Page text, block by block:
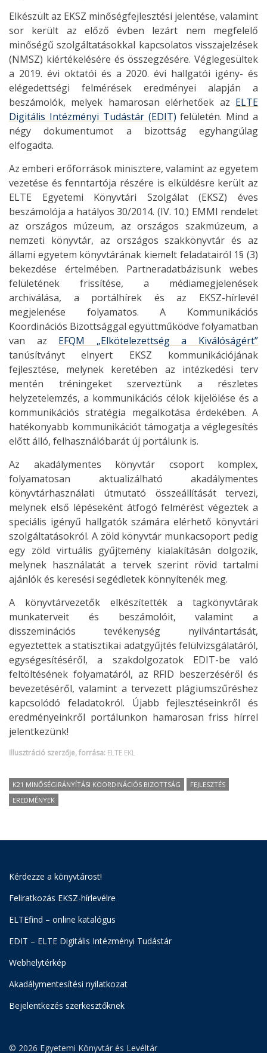
Elkészült az EKSZ minőségfejlesztési jelentése, valamint
sor került az előző évben lezárt nem megfelelő
minőségű szolgáltatásokkal kapcsolatos visszajelzések
(NMSZ) kiértékelésére és összegzésére. Véglegesültek
a 2019. évi oktatói és a 2020. évi hallgatói igény- és
elégedettségi felmérések eredményei alapján a
beszámolók, melyek hamarosan elérhetőek az ELTE
Digitális Intézményi Tudástár (EDIT) felületén. Mind a
négy dokumentumot a bizottság egyhangúlag
elfogadta.
Az emberi erőforrások minisztere, valamint az egyetem
vezetése és fenntartója részére is elküldésre került az
ELTE Egyetemi Könyvtári Szolgálat (EKSZ) éves
beszámolója a hatályos 30/2014. (IV. 10.) EMMI rendelet
az országos múzeum, az országos szakmúzeum, a
nemzeti könyvtár, az országos szakkönyvtár és az
állami egyetem könyvtárának kiemelt feladatairól 1§ (3)
bekezdése értelmében. Partneradatbázisunk webes
felületének frissítése, a médiamegjelenések
archiválása, a portálhírek és az EKSZ-hírlevél
megjelenése folyamatos. A Kommunikációs
Koordinációs Bizottsággal együttműködve folyamatban
van az EFQM „Elkötelezettség a Kiválóságért”
tanúsítványt elnyert EKSZ kommunikációjának
fejlesztése, melynek keretében az intézkedési terv
mentén tréningeket szerveztünk a részletes
helyzetelemzés, a kommunikációs célok kijelölése és a
kommunikációs stratégia megalkotása érdekében. A
hatékonyabb kommunikációt támogatja a véglegesítés
előtt álló, felhasználóbarát új portálunk is.
Az akadálymentes könyvtár csoport komplex,
folyamatosan aktualizálható akadálymentes
könyvtárhasználati útmutató összeállítását tervezi,
melynek első lépéseként átfogó felmérést végeztek a
speciális igényű hallgatók számára elérhető könyvtári
szolgáltatásokról. A zöld könyvtár munkacsoport pedig
egy zöld virtuális gyűjtemény kialakításán dolgozik,
melynek használatát a tervek szerint rövid tartalmi
ajánlók és keresési segédletek könnyítenék meg.
A könyvtárvezetők elkészítették a tagkönyvtárak
munkaterveit és beszámolóit, valamint a
disszeminációs tevékenység nyilvántartását,
egyeztettek a statisztikai adatgyűjtés felülvizsgálatáról,
egységesítéséről, a szakdolgozatok EDIT-be való
feltöltésének folyamatáról, az RFID beszerzéséről és
bevezetéséről, valamint a tervezett plágiumszűréshez
kapcsolódó feladatokról. Újabb fejlesztéseinkről és
eredményeinkről portálunkon hamarosan friss hírrel
jelentkezünk!
Illusztráció szerzője, forrása: ELTE EKL
K21 MINŐSÉGIRÁNYÍTÁSI KOORDINÁCIÓS BIZOTTSÁG
FEJLESZTÉS
EREDMÉNYEK
Kérdezze a könyvtárost!
Feliratkozás EKSZ-hírlevélre
ELTEfind – online katalógus
EDIT – ELTE Digitális Intézményi Tudástár
Webhelytérkép
Akadálymentesítési nyilatkozat
Bejelentkezés szerkesztőknek
© 2026 Egyetemi Könyvtár és Levéltár